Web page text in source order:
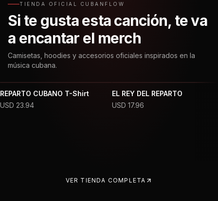
TIENDA OFICIAL CUBANFLOW
Si te gusta esta canción, te va
a encantar el merch
Camisetas, hoodies y accesorios oficiales inspirados en la
música cubana.
REPARTO CUBANO T-Shirt
USD 23.94
EL REY DEL REPARTO
USD 17.96
VER TIENDA COMPLETA